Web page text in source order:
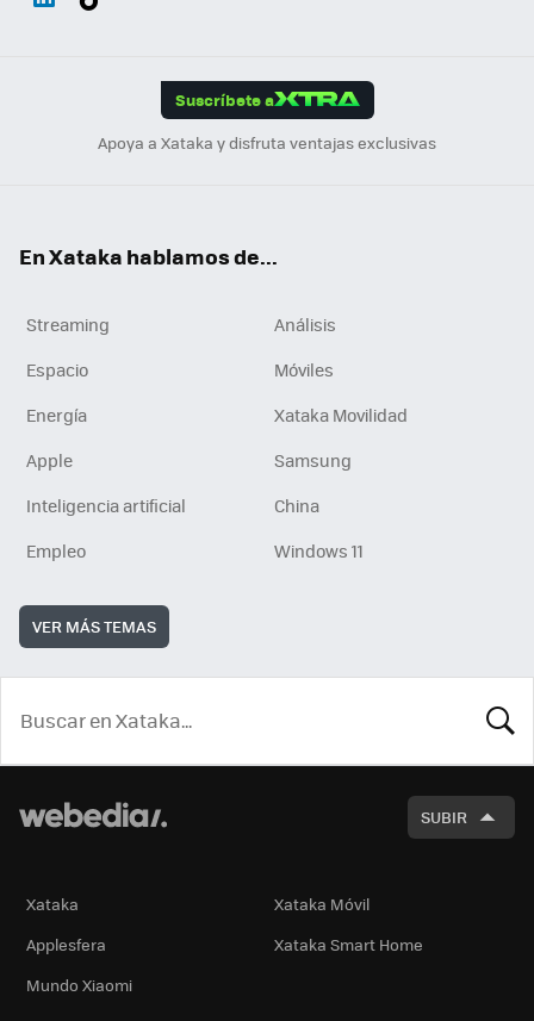
Suscríbete a
Apoya a Xataka y disfruta ventajas exclusivas
En Xataka hablamos de...
Streaming
Análisis
Espacio
Móviles
Energía
Xataka Movilidad
Apple
Samsung
Inteligencia artificial
China
Empleo
Windows 11
VER MÁS TEMAS
SUBIR
Xataka
Xataka Móvil
Applesfera
Xataka Smart Home
Mundo Xiaomi